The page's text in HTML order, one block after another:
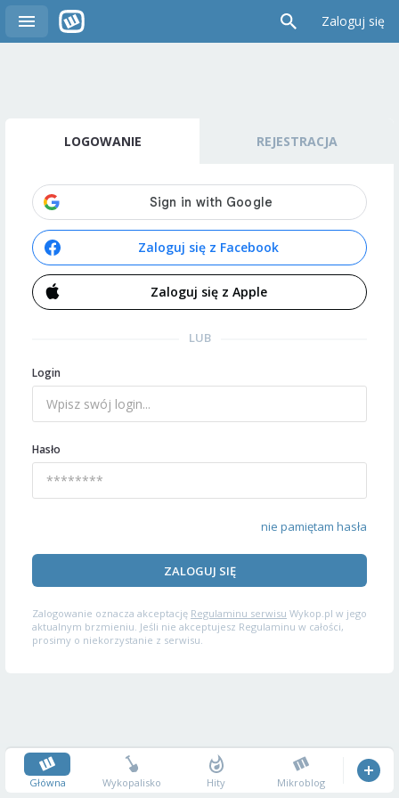
Zaloguj się
LOGOWANIE REJESTRACJA
Zaloguj się z Facebook
Zaloguj się z Apple
LUB
Login
Hasło
nie pamiętam hasła
ZALOGUJ SIĘ
Zalogowanie oznacza akceptację Regulaminu serwisu Wykop.pl w jego
aktualnym brzmieniu. Jeśli nie akceptujesz Regulaminu w całości,
prosimy o niekorzystanie z serwisu.
Główna Wykopalisko Hity Mikroblog